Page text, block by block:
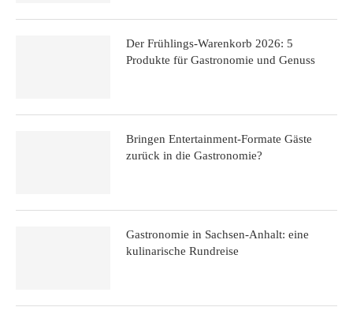
Der Frühlings-Warenkorb 2026: 5
Produkte für Gastronomie und Genuss
Bringen Entertainment-Formate Gäste
zurück in die Gastronomie?
Gastronomie in Sachsen-Anhalt: eine
kulinarische Rundreise